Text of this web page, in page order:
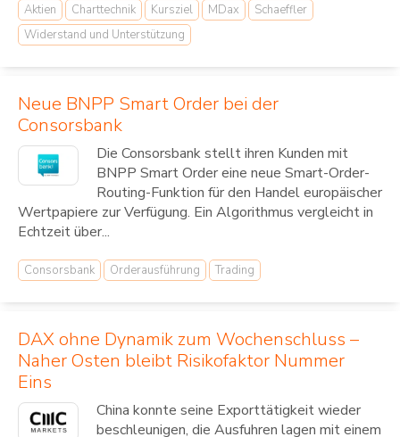
Aktien Charttechnik Kursziel MDax
Schaeffler
Widerstand und Unterstützung
Neue BNPP Smart Order bei der
Consorsbank
Die Consorsbank stellt ihren Kunden mit
BNPP Smart Order eine neue Smart-Order-
Routing-Funktion für den Handel europäischer
Wertpapiere zur Verfügung. Ein Algorithmus vergleicht in
Echtzeit über...
Consorsbank Orderausführung Trading
DAX ohne Dynamik zum Wochenschluss –
Naher Osten bleibt Risikofaktor Nummer
Eins
China konnte seine Exporttätigkeit wieder
beschleunigen, die Ausfuhren lagen mit einem